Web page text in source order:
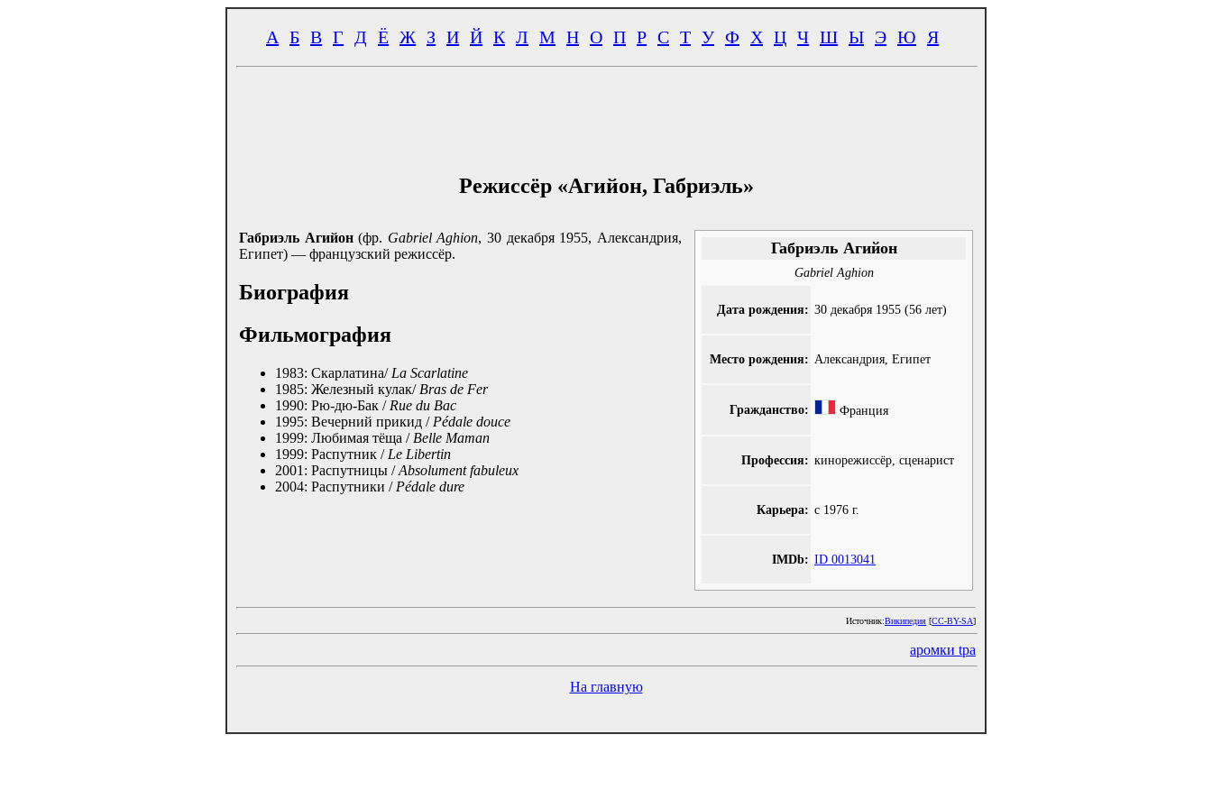
А Б В Г Д Ё Ж З И Й К Л М Н О П Р С Т У Ф Х Ц Ч Ш Ы Э Ю Я
Режиссёр «Агийон, Габриэль»
Габриэль Агийон
Gabriel Aghion
Дата рождения: 30 декабря 1955 (56 лет)
Место рождения: Александрия, Египет
Гражданство: Франция
Профессия: кинорежиссёр, сценарист
Карьера: с 1976 г.
IMDb: ID 0013041
Габриэль Агийон(фр. Gabriel Aghion, 30 декабря 1955, Александрия,
Египет) — французский режиссёр.
Биография
Фильмография
1983: Скарлатина/ La Scarlatine
1985: Железный кулак/ Bras de Fer
1990: Рю-дю-Бак / Rue du Bac
1995: Вечерний прикид / Pédale douce
1999: Любимая тёща / Belle Maman
1999: Распутник / Le Libertin
2001: Распутницы /Absolument fabuleux
2004: Распутники / Pédale dure
Источник:Википедия [CC-BY-SA]
аромки tpa
На главную